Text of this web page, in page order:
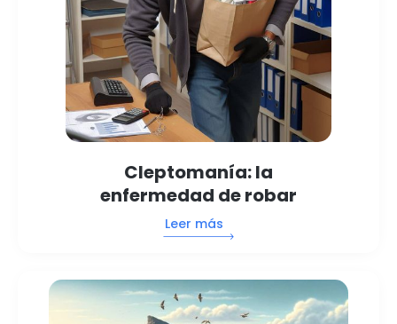
Cleptomanía: la
enfermedad de robar
Leer más